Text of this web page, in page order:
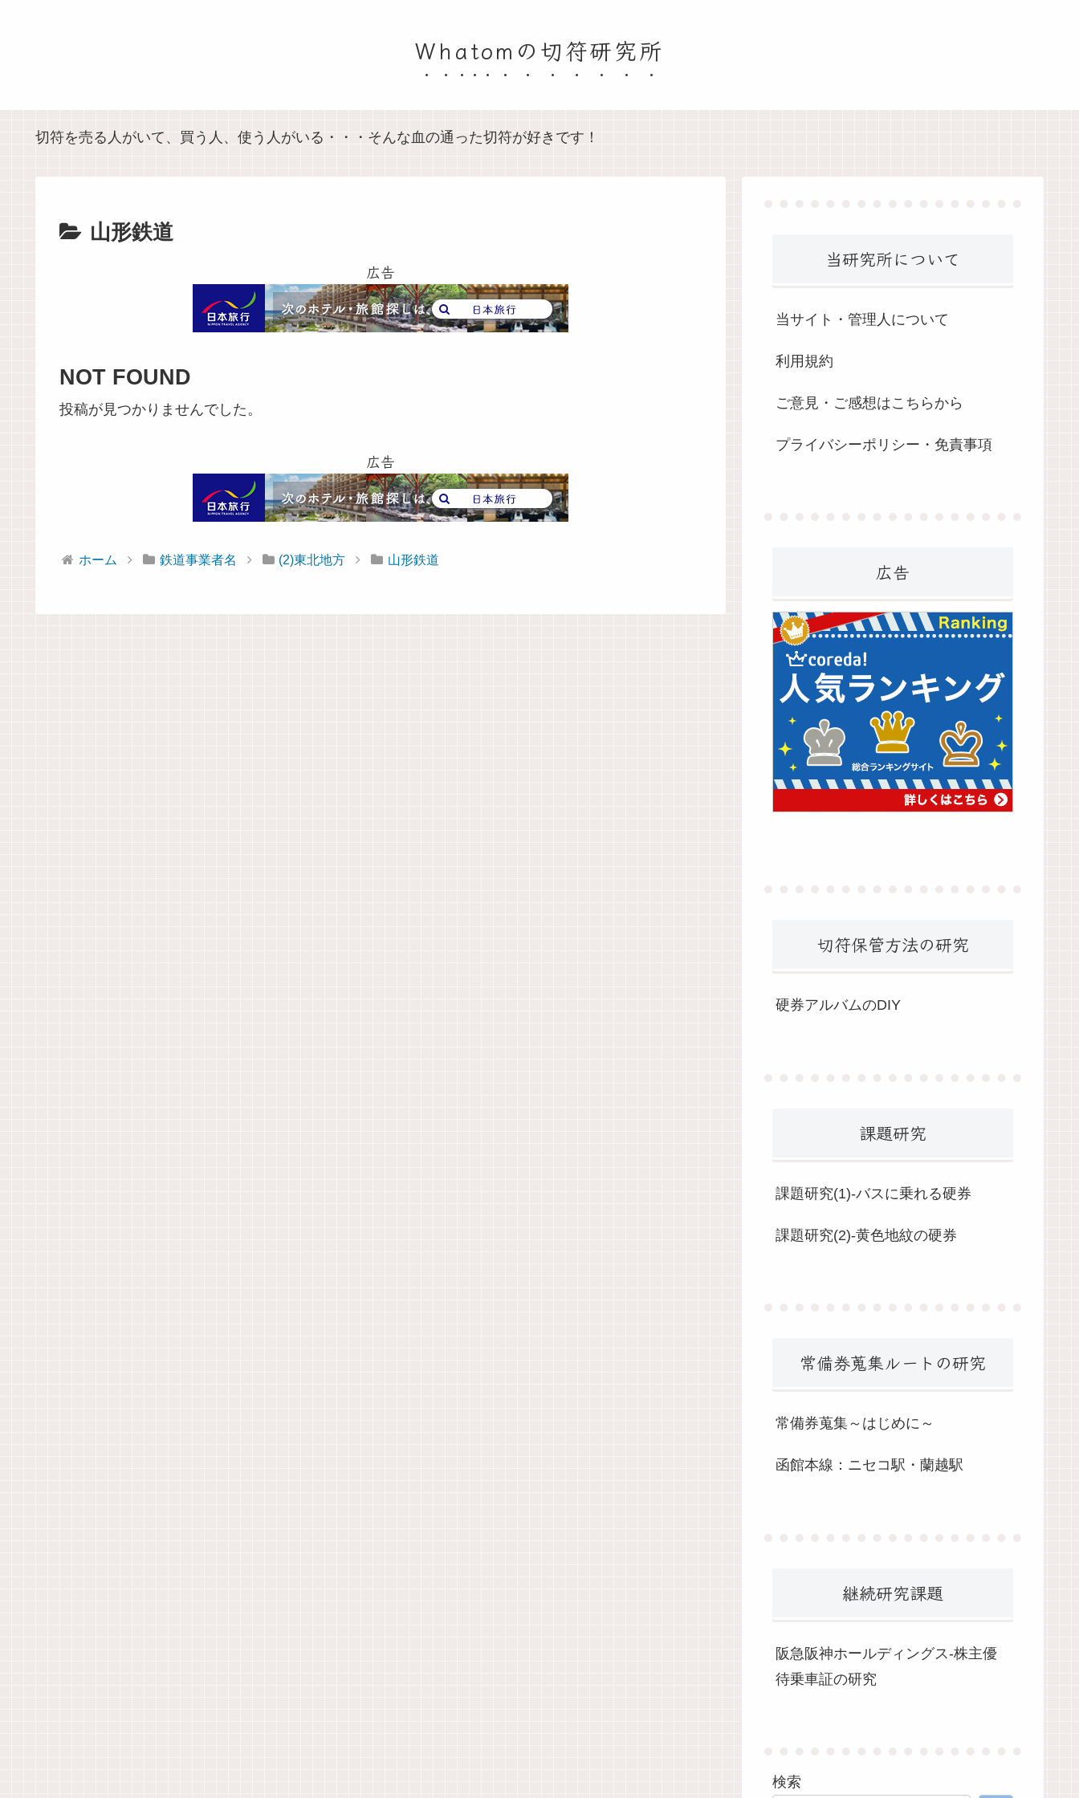
Whatomの切符研究所
切符を売る人がいて、買う人、使う人がいる・・・そんな血の通った切符が好きです！
山形鉄道
広告
NOT FOUND
投稿が見つかりませんでした。
広告
ホーム 鉄道事業者名 (2)東北地方 山形鉄道
当研究所について
当サイト・管理人について
利用規約
ご意見・ご感想はこちらから
プライバシーポリシー・免責事項
広告
切符保管方法の研究
硬券アルバムのDIY
課題研究
課題研究(1)-バスに乗れる硬券
課題研究(2)-黄色地紋の硬券
常備券蒐集ルートの研究
常備券蒐集～はじめに～
函館本線：ニセコ駅・蘭越駅
継続研究課題
阪急阪神ホールディングス-株主優
待乗車証の研究
検索